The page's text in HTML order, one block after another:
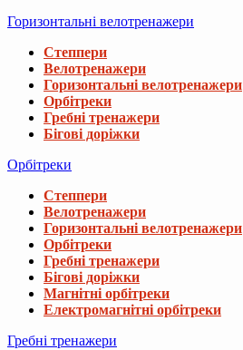
Горизонтальні велотренажери
Степпери
Велотренажери
Горизонтальні велотренажери
Орбітреки
Гребні тренажери
Бігові доріжки
Орбітреки
Степпери
Велотренажери
Горизонтальні велотренажери
Орбітреки
Гребні тренажери
Бігові доріжки
Магнітні орбітреки
Електромагнітні орбітреки
Гребні тренажери